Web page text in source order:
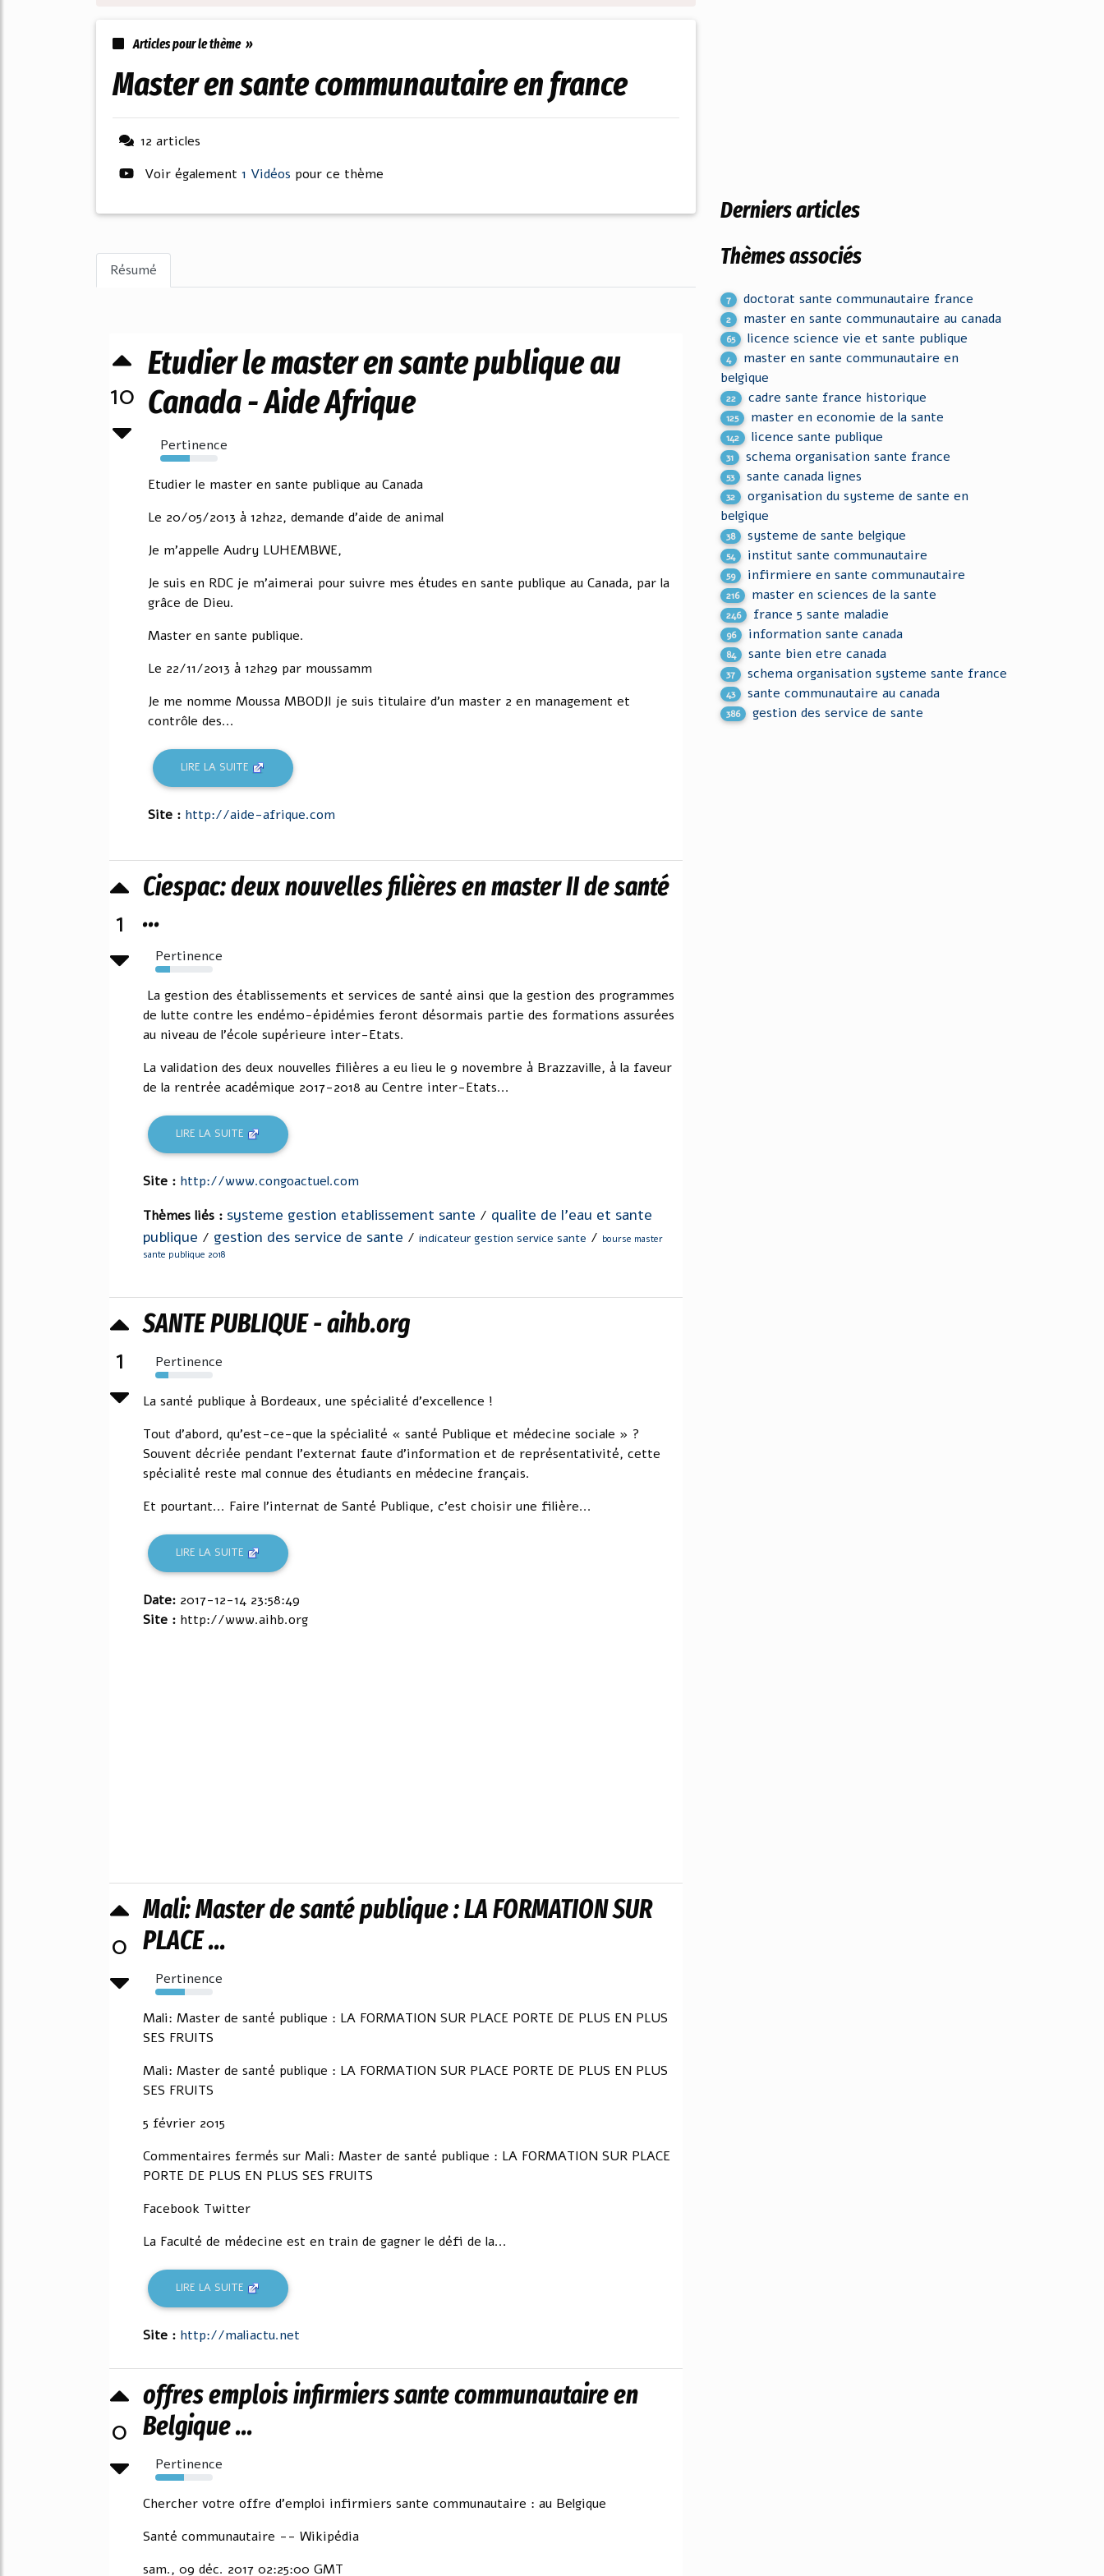
Articles pour le thème »
master en sante communautaire en france
12 articles
Voir également 1 Vidéos pour ce thème
Résumé
10
Etudier le master en sante publique au
Canada - Aide Afrique
Pertinence
52%
Etudier le master en sante publique au Canada
Le 20/05/2013 à 12h22, demande d'aide de animal
Je m'appelle Audry LUHEMBWE,
Je suis en RDC je m'aimerai pour suivre mes études en sante publique au Canada, par la
grâce de Dieu.
Master en sante publique.
Le 22/11/2013 à 12h29 par moussamm
Je me nomme Moussa MBODJI je suis titulaire d'un master 2 en management et
contrôle des...
LIRE LA SUITE
Site : http://aide-afrique.com
1
Ciespac: deux nouvelles filières en master II de santé
...
Pertinence
26%
La gestion des établissements et services de santé ainsi que la gestion des programmes
de lutte contre les endémo-épidémies feront désormais partie des formations assurées
au niveau de l'école supérieure inter-Etats.
La validation des deux nouvelles filières a eu lieu le 9 novembre à Brazzaville, à la faveur
de la rentrée académique 2017-2018 au Centre inter-Etats...
LIRE LA SUITE
Site : http://www.congoactuel.com
Thèmes liés : systeme gestion etablissement sante / qualite de l'eau et sante
publique / gestion des service de sante / indicateur gestion service sante / bourse master
sante publique 2018
1
SANTE PUBLIQUE - aihb.org
Pertinence
23%
La santé publique à Bordeaux, une spécialité d'excellence !
Tout d'abord, qu'est-ce-que la spécialité « santé Publique et médecine sociale » ?
Souvent décriée pendant l'externat faute d'information et de représentativité, cette
spécialité reste mal connue des étudiants en médecine français.
Et pourtant... Faire l'internat de Santé Publique, c'est choisir une filière...
LIRE LA SUITE
Date: 2017-12-14 23:58:49
Site : http://www.aihb.org
0
Mali: Master de santé publique : LA FORMATION SUR
PLACE ...
Pertinence
52%
Mali: Master de santé publique : LA FORMATION SUR PLACE PORTE DE PLUS EN PLUS
SES FRUITS
Mali: Master de santé publique : LA FORMATION SUR PLACE PORTE DE PLUS EN PLUS
SES FRUITS
5 février 2015
Commentaires fermés sur Mali: Master de santé publique : LA FORMATION SUR PLACE
PORTE DE PLUS EN PLUS SES FRUITS
Facebook Twitter
La Faculté de médecine est en train de gagner le défi de la...
LIRE LA SUITE
Site : http://maliactu.net
0
offres emplois infirmiers sante communautaire en
Belgique ...
Pertinence
50%
Chercher votre offre d'emploi infirmiers sante communautaire : au Belgique
Santé communautaire -- Wikipédia
sam., 09 déc. 2017 02:25:00 GMT
Derniers articles
Thèmes associés
7 doctorat sante communautaire france
2 master en sante communautaire au canada
65 licence science vie et sante publique
4
master en sante communautaire en
belgique
22 cadre sante france historique
125 master en economie de la sante
142 licence sante publique
31 schema organisation sante france
53 sante canada lignes
32
organisation du systeme de sante en
belgique
38 systeme de sante belgique
54 institut sante communautaire
59 infirmiere en sante communautaire
216 master en sciences de la sante
246 france 5 sante maladie
96 information sante canada
84 sante bien etre canada
37 schema organisation systeme sante france
43 sante communautaire au canada
386 gestion des service de sante